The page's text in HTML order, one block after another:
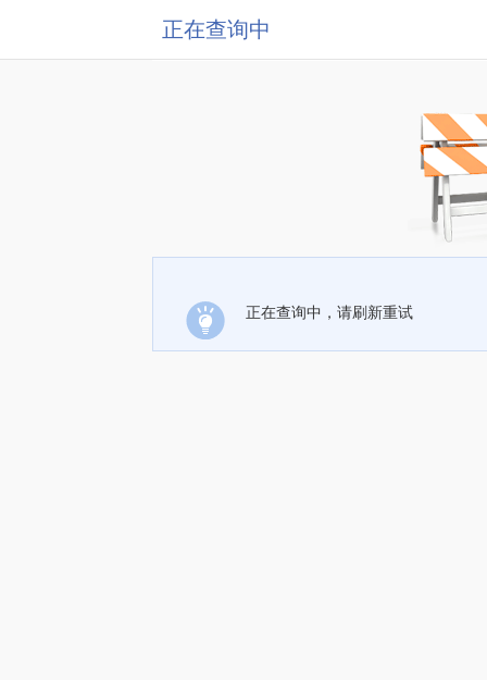
正在查询中
正在查询中，请刷新重试